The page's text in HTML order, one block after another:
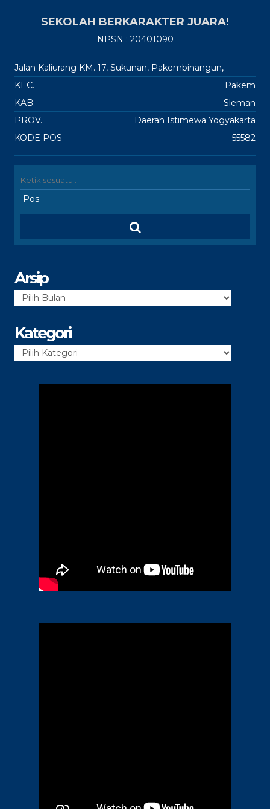
SEKOLAH BERKARAKTER JUARA!
NPSN : 20401090
Jalan Kaliurang KM. 17, Sukunan, Pakembinangun,
KEC.
Pakem
KAB.
Sleman
PROV.
Daerah Istimewa Yogyakarta
KODE POS
55582
Arsip
Arsip
Kategori
Kategori